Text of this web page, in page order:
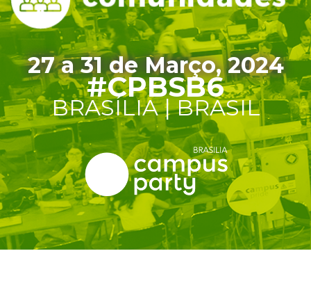
27 a 31 de Março, 2024
#CPBSB6
BRASÍLIA | BRASIL